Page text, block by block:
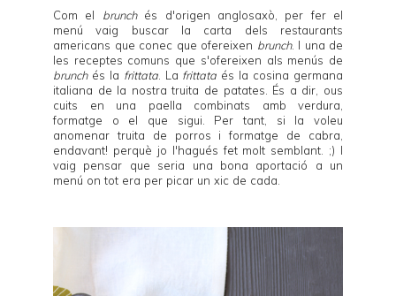
Com el brunchés d'origen anglosaxò, per fer el
menú vaig buscar la carta dels restaurants
americans que conec que ofereixen brunch. I una de
les receptes comuns que s'ofereixen als menús de
brunchés la frittata. La frittata és la cosina germana
italiana de la nostra truita de patates. És a dir, ous
cuits en una paella combinats amb verdura,
formatge o el que sigui. Per tant, si la voleu
anomenar truita de porros i formatge de cabra,
endavant! perquè jo l'hagués fet molt semblant. ;) I
vaig pensar que seria una bona aportació a un
menú on tot era per picar un xic de cada.